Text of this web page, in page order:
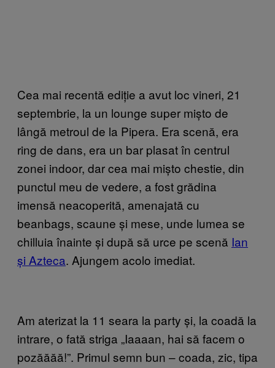
Cea mai recentă ediție a avut loc vineri, 21
septembrie, la un lounge super mișto de
lângă metroul de la Pipera. Era scenă, era
ring de dans, era un bar plasat în centrul
zonei indoor, dar cea mai mișto chestie, din
punctul meu de vedere, a fost grădina
imensă neacoperită, amenajată cu
beanbags, scaune și mese, unde lumea se
chilluia înainte și după să urce pe scenă Ian
și Azteca. Ajungem acolo imediat.
Am aterizat la 11 seara la party și, la coadă la
intrare, o fată striga „Iaaaan, hai să facem o
pozăăăă!”. Primul semn bun – coada, zic, tipa